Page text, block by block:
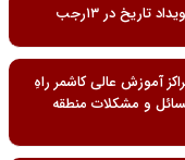
تاریخ در ۱۳رجب
آموزش عالی کاشمر راهِ
و مشکلات منطقه